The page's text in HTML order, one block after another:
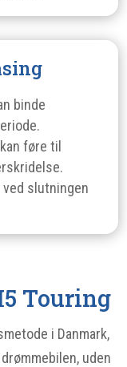
binde
føre til
slutningen
Touring
i Danmark,
uden